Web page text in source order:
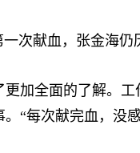
献血，张金海仍
全面的了解。工
“每次献完血，没